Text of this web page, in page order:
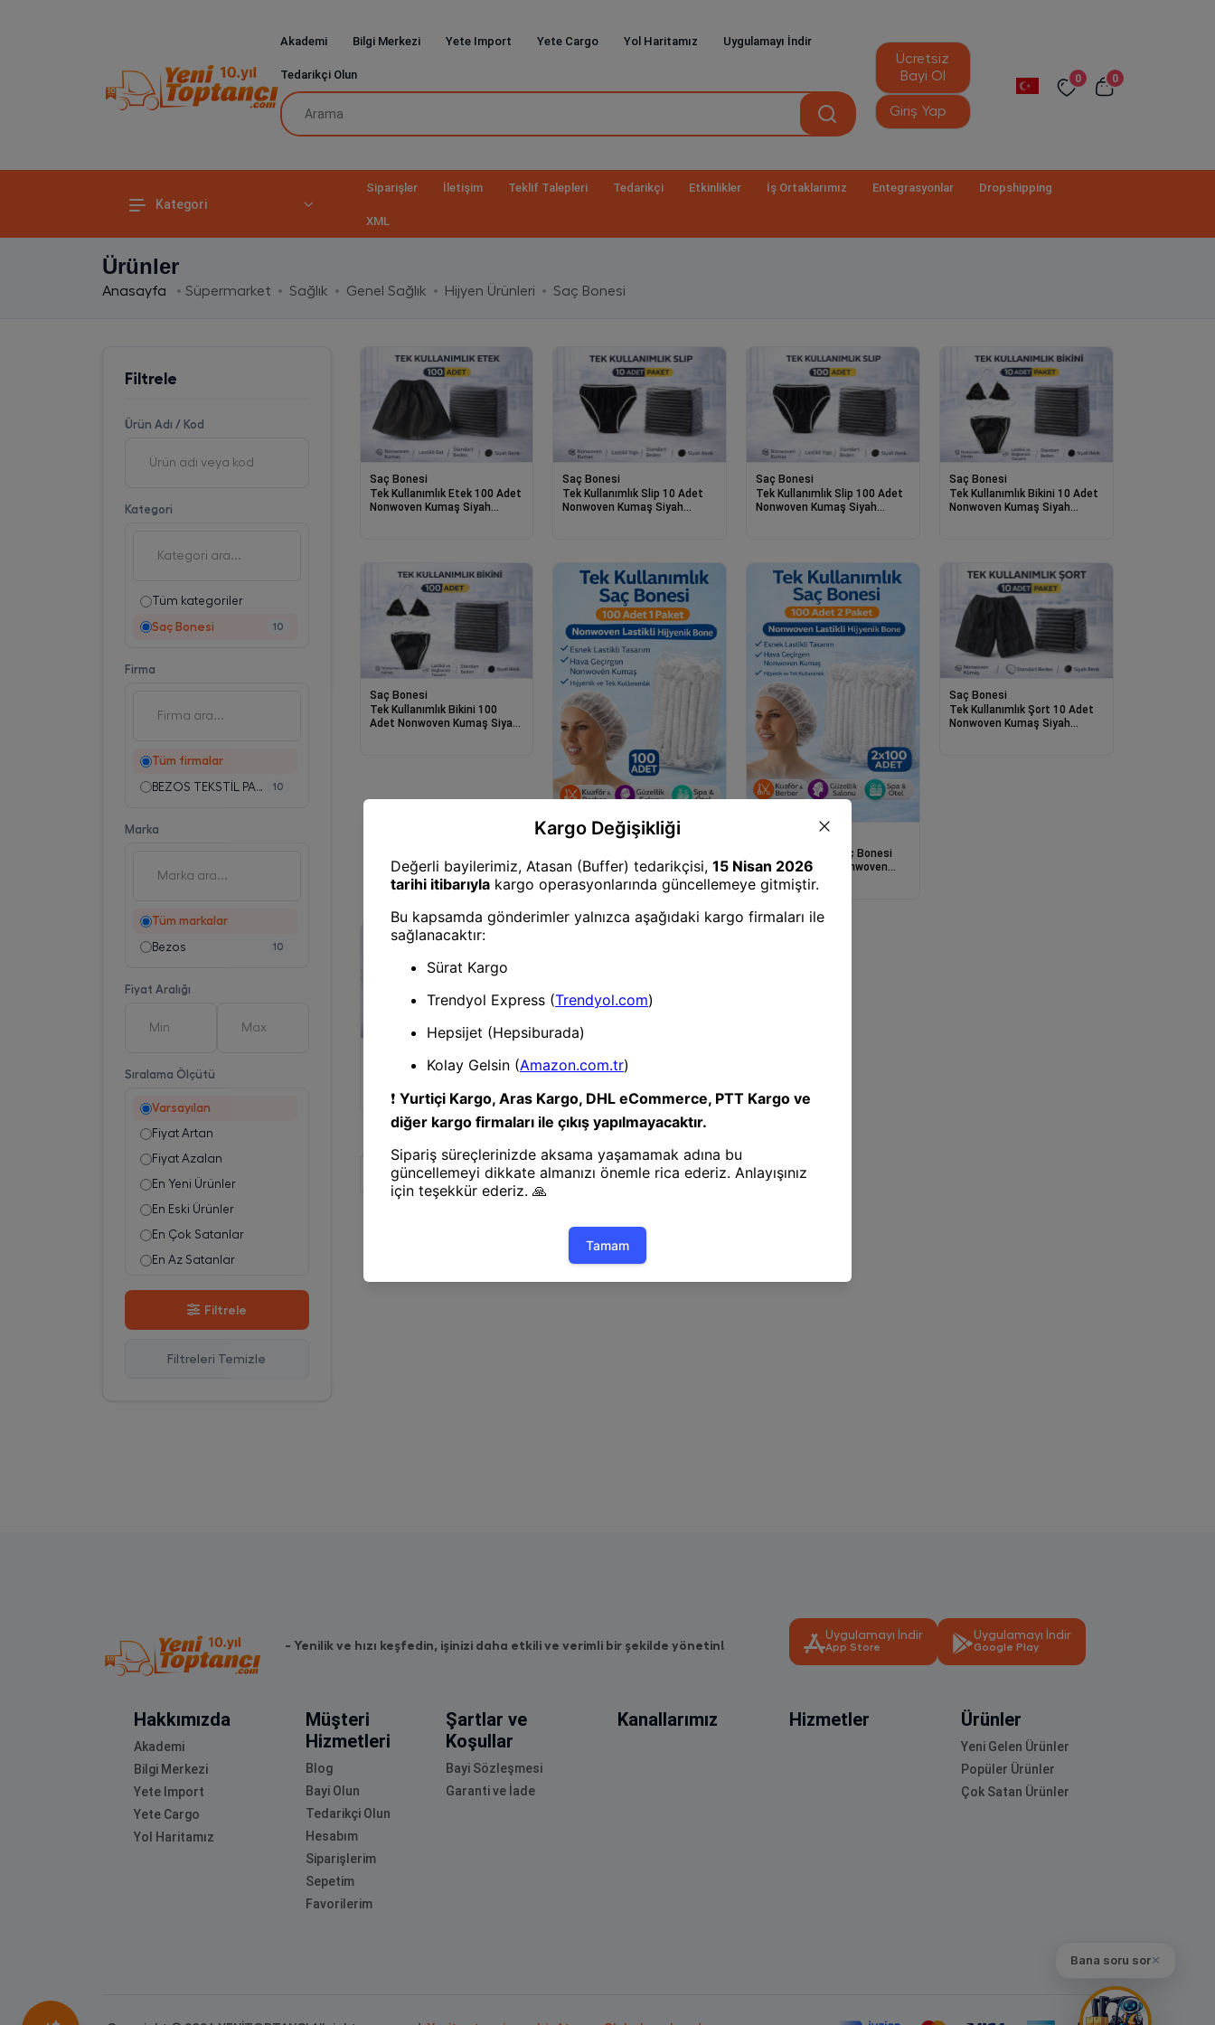
Bana soru sor✕
Akademi Bilgi Merkezi Yete Import Yete Cargo Yol Haritamız Uygulamayı İndir
Tedarikçi Olun
Ücretsiz
Bayi Ol
Giriş Yap
0 0
Kategori
Siparişler İletişim Teklif Talepleri Tedarikçi Etkinlikler İş Ortaklarımız Entegrasyonlar Dropshipping
XML
Ürünler
Anasayfa Süpermarket Sağlık Genel Sağlık Hijyen Ürünleri Saç Bonesi
Filtrele
Ürün Adı / Kod
Kategori
Tüm kategoriler
Saç Bonesi 10
Firma
Tüm firmalar
10
Marka
Tüm markalar
Bezos 10
Fiyat Aralığı
Sıralama Ölçütü
Varsayılan
Fiyat Artan
Fiyat Azalan
En Yeni Ürünler
En Eski Ürünler
En Çok Satanlar
En Az Satanlar
Stok Artan
En Çok Favorilenen
Filtrele
Filtreleri Temizle
Saç Bonesi
Tek Kullanımlık Etek 100 Adet
Nonwoven Kumaş Siyah
Saç Bonesi
Tek Kullanımlık Slip 10 Adet
Nonwoven Kumaş Siyah
Saç Bonesi
Tek Kullanımlık Slip 100 Adet
Nonwoven Kumaş Siyah
Saç Bonesi
Tek Kullanımlık Bikini 10 Adet
Nonwoven Kumaş Siyah
Saç Bonesi
Tek Kullanımlık Bikini 100
Adet Nonwoven Kumaş Siyah
Saç Bonesi
100’LÜ 1 Paket Nonwoven
Lastikli Hijyenik Bone
Tek Kullanımlık Saç Bonesi
100'LÜ 2 Paket Nonwoven
Lastikli Hijyenik Bone Toplam
200 Adet
Saç Bonesi
Tek Kullanımlık Şort 10 Adet
Nonwoven Kumaş Siyah
Tek Kullanımlık Şort 100 Adet
Standart Beden
Tek Kullanımlık Etek 10 Adet
Lastikli Bel Standart Beden
1
- Yenilik ve hızı keşfedin, işinizi daha etkili ve verimli bir şekilde yönetin!
Uygulamayı İndir
App Store
Uygulamayı İndir
Google Play
Hakkımızda
Akademi
Bilgi Merkezi
Yete Import
Yete Cargo
Yol Haritamız
Müşteri
Hizmetleri
Blog
Bayi Olun
Tedarikçi Olun
Hesabım
Siparişlerim
Sepetim
Favorilerim
Şartlar ve
Koşullar
Bayi Sözleşmesi
Garanti ve İade
Kanallarımız Hizmetler Ürünler
Yeni Gelen Ürünler
Popüler Ürünler
Çok Satan Ürünler